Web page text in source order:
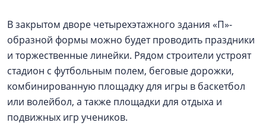
В закрытом дворе четырехэтажного здания «П»-
образной формы можно будет проводить праздники
и торжественные линейки. Рядом строители устроят
стадион с футбольным полем, беговые дорожки,
комбинированную площадку для игры в баскетбол
или волейбол, а также площадки для отдыха и
подвижных игр учеников.